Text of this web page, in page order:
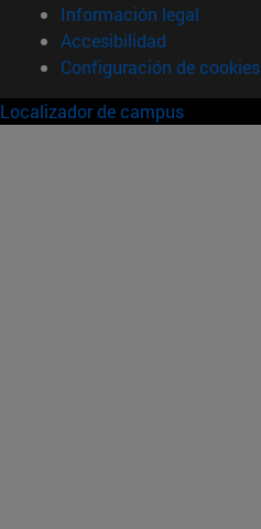
Información legal
Accesibilidad
Configuración de cookies
Localizador de campus